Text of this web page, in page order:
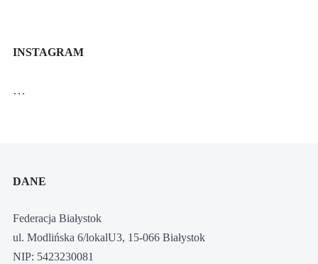
INSTAGRAM
…
DANE
Federacja Białystok
ul. Modlińska 6/lokalU3, 15-066 Białystok
NIP: 5423230081